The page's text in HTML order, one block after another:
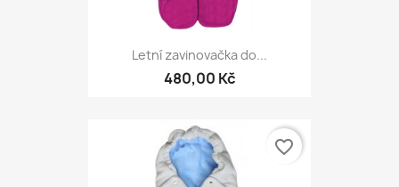
Letní zavinovačka do...
480,00 Kč
favorite_border